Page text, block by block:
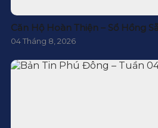
Căn Hộ Hoàn Thiện – Sổ Hồng
04 Tháng 8, 2026